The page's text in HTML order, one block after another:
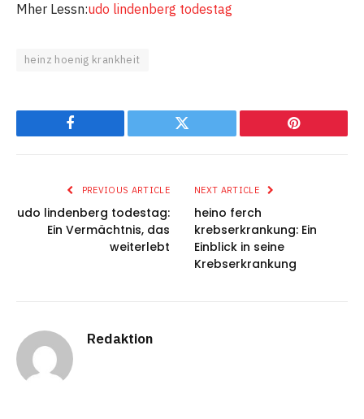
Mher Lessn:udo lindenberg todestag
heinz hoenig krankheit
Facebook Twitter Pinterest
PREVIOUS ARTICLE
udo lindenberg todestag:
Ein Vermächtnis, das
weiterlebt
NEXT ARTICLE
heino ferch
krebserkrankung: Ein
Einblick in seine
Krebserkrankung
Redaktion